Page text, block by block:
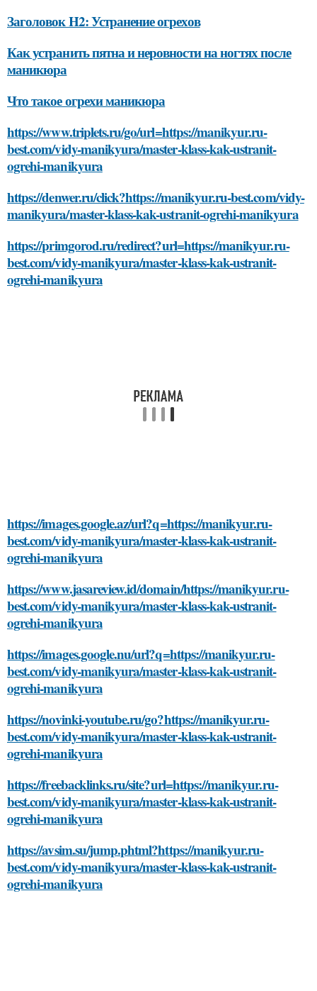
Заголовок H2: Устранение огрехов
Как устранить пятна и неровности на ногтях после
маникюра
Что такое огрехи маникюра
https://www.triplets.ru/go/url=https://manikyur.ru-
best.com/vidy-manikyura/master-klass-kak-ustranit-
ogrehi-manikyura
https://denwer.ru/click?https://manikyur.ru-best.com/vidy-
manikyura/master-klass-kak-ustranit-ogrehi-manikyura
https://primgorod.ru/redirect?url=https://manikyur.ru-
best.com/vidy-manikyura/master-klass-kak-ustranit-
ogrehi-manikyura
https://images.google.az/url?q=https://manikyur.ru-
best.com/vidy-manikyura/master-klass-kak-ustranit-
ogrehi-manikyura
https://www.jasareview.id/domain/https://manikyur.ru-
best.com/vidy-manikyura/master-klass-kak-ustranit-
ogrehi-manikyura
https://images.google.nu/url?q=https://manikyur.ru-
best.com/vidy-manikyura/master-klass-kak-ustranit-
ogrehi-manikyura
https://novinki-youtube.ru/go?https://manikyur.ru-
best.com/vidy-manikyura/master-klass-kak-ustranit-
ogrehi-manikyura
https://freebacklinks.ru/site?url=https://manikyur.ru-
best.com/vidy-manikyura/master-klass-kak-ustranit-
ogrehi-manikyura
https://avsim.su/jump.phtml?https://manikyur.ru-
best.com/vidy-manikyura/master-klass-kak-ustranit-
ogrehi-manikyura